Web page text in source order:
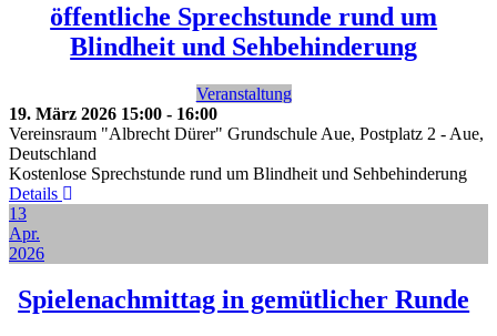
öffentliche Sprechstunde rund um
Blindheit und Sehbehinderung
Veranstaltung
19. März 2026 15:00 - 16:00
Vereinsraum "Albrecht Dürer" Grundschule Aue, Postplatz 2 - Aue,
Deutschland
Kostenlose Sprechstunde rund um Blindheit und Sehbehinderung
Details
13
Apr.
2026
Spielenachmittag in gemütlicher Runde